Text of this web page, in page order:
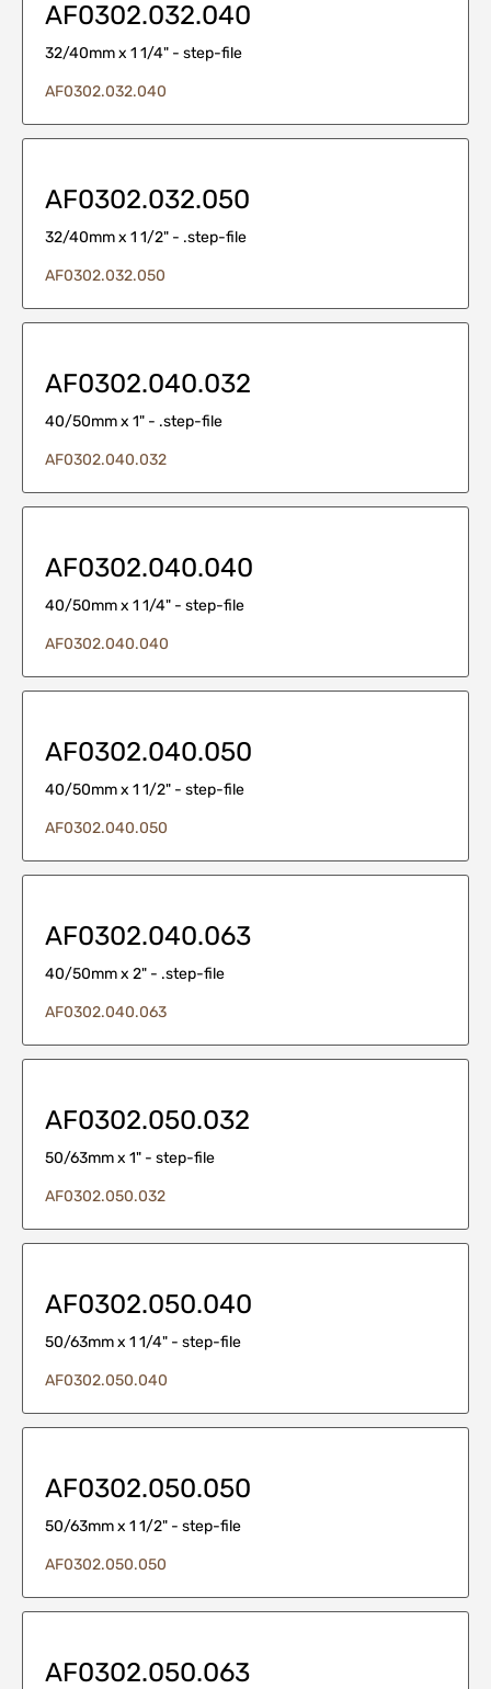
AF0302.032.040
32/40mm x 1 1/4" - step-file
AF0302.032.040
AF0302.032.050
32/40mm x 1 1/2" - .step-file
AF0302.032.050
AF0302.040.032
40/50mm x 1" - .step-file
AF0302.040.032
AF0302.040.040
40/50mm x 1 1/4" - step-file
AF0302.040.040
AF0302.040.050
40/50mm x 1 1/2" - step-file
AF0302.040.050
AF0302.040.063
40/50mm x 2" - .step-file
AF0302.040.063
AF0302.050.032
50/63mm x 1" - step-file
AF0302.050.032
AF0302.050.040
50/63mm x 1 1/4" - step-file
AF0302.050.040
AF0302.050.050
50/63mm x 1 1/2" - step-file
AF0302.050.050
AF0302.050.063